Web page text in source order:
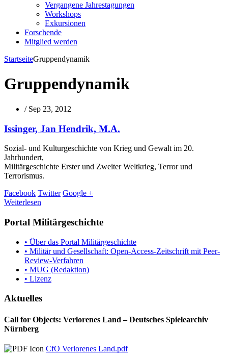
Vergangene Jahrestagungen
Workshops
Exkursionen
Forschende
Mitglied werden
StartseiteGruppendynamik
Gruppendynamik
/ Sep 23, 2012
Issinger, Jan Hendrik, M.A.
Sozial- und Kulturgeschichte von Krieg und Gewalt im 20.
Jahrhundert,
Militärgeschichte Erster und Zweiter Weltkrieg, Terror und
Terrorismus.
Facebook Twitter Google +
Weiterlesen
Portal Militärgeschichte
• Über das Portal Militärgeschichte
• Militär und Gesellschaft: Open-Access-Zeitschrift mit Peer-
Review-Verfahren
• MUG (Redaktion)
• Lizenz
Aktuelles
Call for Objects: Verlorenes Land – Deutsches Spielearchiv
Nürnberg
CfO Verlorenes Land.pdf